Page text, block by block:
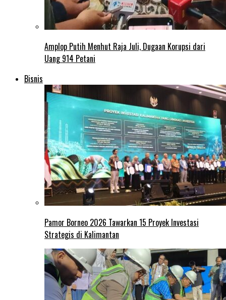
Amplop Putih Menhut Raja Juli, Dugaan Korupsi dari
Uang 914 Petani
Bisnis
Pamor Borneo 2026 Tawarkan 15 Proyek Investasi
Strategis di Kalimantan